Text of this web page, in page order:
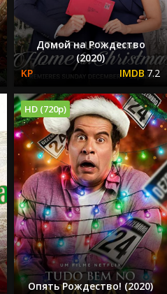
Домой на Рождество
(2020)
7.2
HD (720p)
Опять Рождество! (2020)